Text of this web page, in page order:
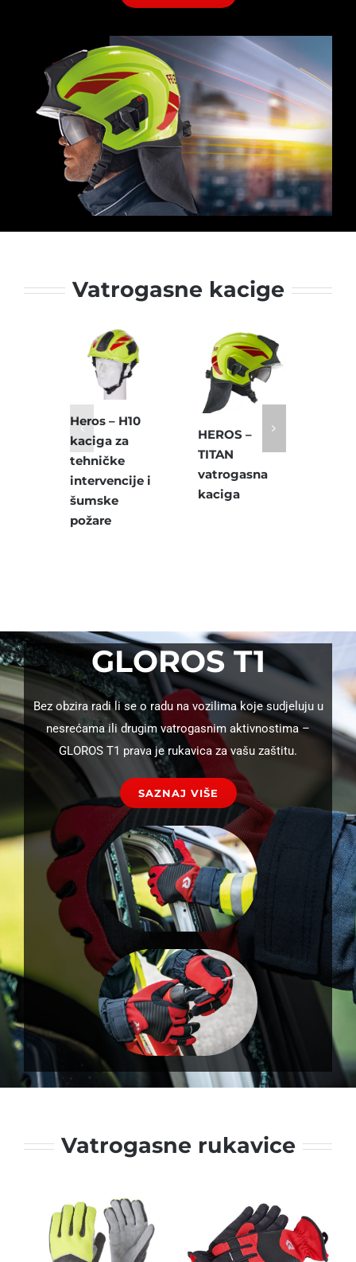
Vatrogasne kacige
Heros – H10
kaciga za
tehničke
intervencije i
šumske
požare
HEROS –
TITAN
vatrogasna
kaciga
GLOROS T1
Bez obzira radi li se o radu na vozilima koje sudjeluju u
nesrećama ili drugim vatrogasnim aktivnostima –
GLOROS T1 prava je rukavica za vašu zaštitu.
SAZNAJ VIŠE
Vatrogasne rukavice